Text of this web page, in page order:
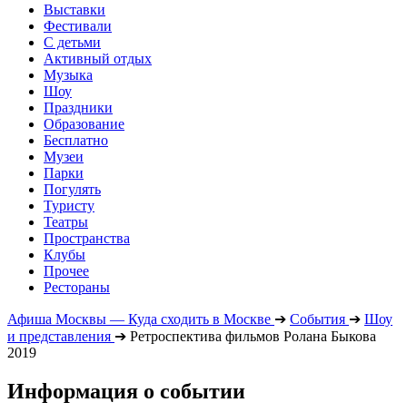
Выставки
Фестивали
С детьми
Активный отдых
Музыка
Шоу
Праздники
Образование
Бесплатно
Музеи
Парки
Погулять
Туристу
Театры
Пространства
Клубы
Прочее
Рестораны
Афиша Москвы — Куда сходить в Москве ➔ События ➔ Шоу
и представления ➔ Ретроспектива фильмов Ролана Быкова
2019
Информация о событии